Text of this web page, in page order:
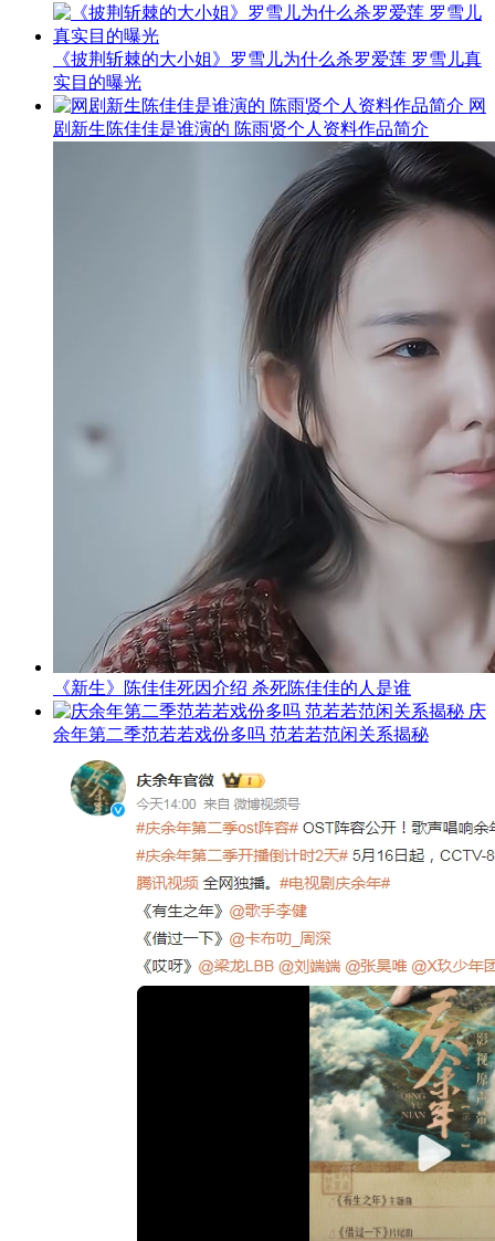
《披荆斩棘的大小姐》罗雪儿为什么杀罗爱莲 罗雪儿真
实目的曝光
网
剧新生陈佳佳是谁演的 陈雨贤个人资料作品简介
《新生》陈佳佳死因介绍 杀死陈佳佳的人是谁
庆
余年第二季范若若戏份多吗 范若若范闲关系揭秘